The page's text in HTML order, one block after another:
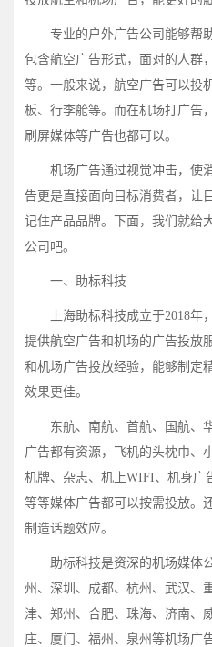
专业的户外广告公司能够帮
包含航空广告形式，面对的人群
等。一般来说，航空广告可以投
板、行李舱等。而在机场打广告
刷屏媒体等广告也都可以。
机场广告通过视觉冲击，使
告更是直接面向目标消费者，让
记住产品品牌。下面，我们就给
公司吧。
一、助标科技
上海助标科技成立于2018
提供航空广告和机场的广告投放
和机场广告投放经验，能够制定
效果更佳。
东航、南航、首航、国航、
广告都有资源，飞机的头枕巾、
机牌、杂志、机上WIFI、机身广
等等媒体广告都可以按需投放。
制造话题效应。
助标科技是资深的机场媒体
州、深圳、成都、杭州、武汉、
津、郑州、合肥、珠海、济南、
庄、厦门、福州、泉州等机场广